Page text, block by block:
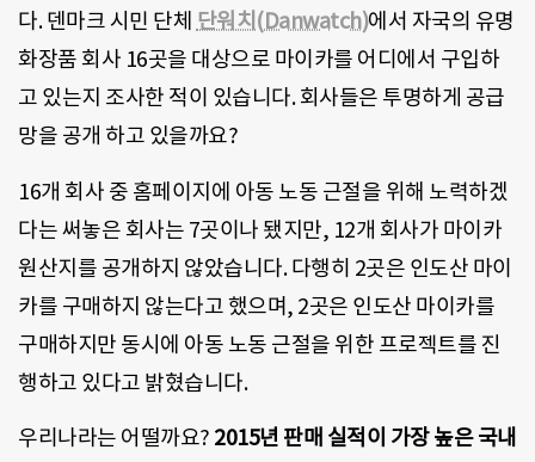
다. 덴마크 시민 단체 단워치(Danwatch)에서 자국의 유명
화장품 회사 16곳을 대상으로 마이카를 어디에서 구입하
고 있는지 조사한 적이 있습니다. 회사들은 투명하게 공급
망을 공개 하고 있을까요?
16개 회사 중 홈페이지에 아동 노동 근절을 위해 노력하겠
다는 써놓은 회사는 7곳이나 됐지만, 12개 회사가 마이카
원산지를 공개하지 않았습니다. 다행히 2곳은 인도산 마이
카를 구매하지 않는다고 했으며, 2곳은 인도산 마이카를
구매하지만 동시에 아동 노동 근절을 위한 프로젝트를 진
행하고 있다고 밝혔습니다.
우리나라는 어떨까요? 2015년 판매 실적이 가장 높은 국내